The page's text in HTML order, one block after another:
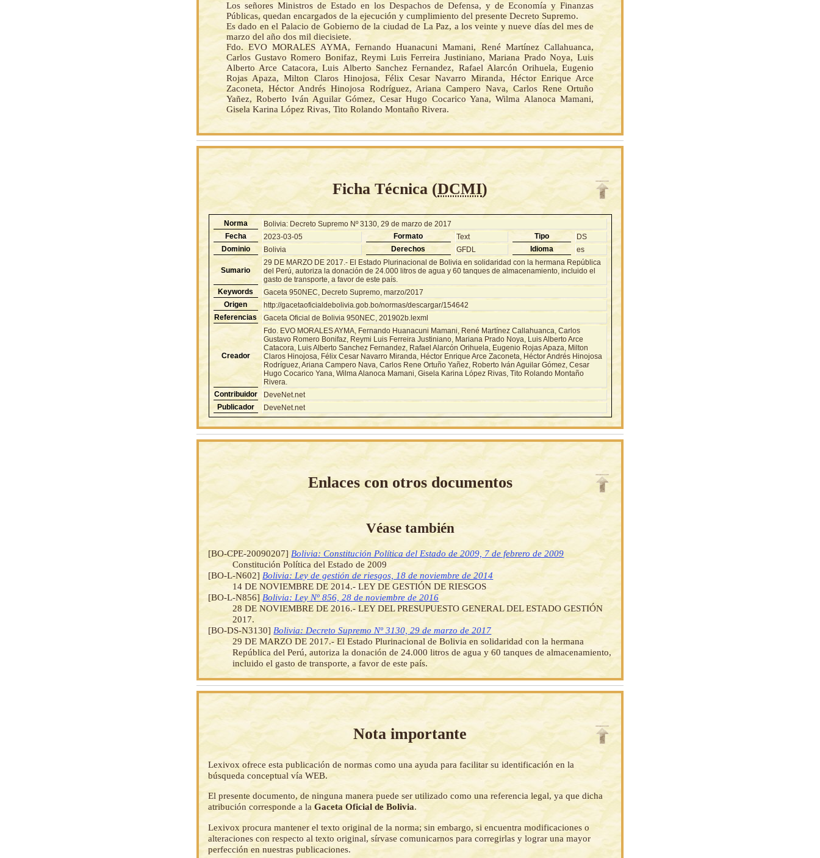
Los señores Ministros de Estado en los Despachos de Defensa, y de Economía y Finanzas
Públicas, quedan encargados de la ejecución y cumplimiento del presente Decreto Supremo.
Es dado en el Palacio de Gobierno de la ciudad de La Paz, a los veinte y nueve días del mes de
marzo del año dos mil diecisiete.
Fdo. EVO MORALES AYMA, Fernando Huanacuni Mamani, René Martínez Callahuanca,
Carlos Gustavo Romero Bonifaz, Reymi Luis Ferreira Justiniano, Mariana Prado Noya, Luis
Alberto Arce Catacora, Luis Alberto Sanchez Fernandez, Rafael Alarcón Orihuela, Eugenio
Rojas Apaza, Milton Claros Hinojosa, Félix Cesar Navarro Miranda, Héctor Enrique Arce
Zaconeta, Héctor Andrés Hinojosa Rodríguez, Ariana Campero Nava, Carlos Rene Ortuño
Yañez, Roberto Iván Aguilar Gómez, Cesar Hugo Cocarico Yana, Wilma Alanoca Mamani,
Gisela Karina López Rivas, Tito Rolando Montaño Rivera.
Ficha Técnica (DCMI)
Norma
Bolivia: Decreto Supremo Nº 3130, 29 de marzo de 2017
Fecha
2023-03-05 Formato Text Tipo
DS
Dominio
Bolivia Derechos GFDL Idioma es
Sumario
29 DE MARZO DE 2017.- El Estado Plurinacional de Bolivia en solidaridad con la hermana República
del Perú, autoriza la donación de 24.000 litros de agua y 60 tanques de almacenamiento, incluido el
gasto de transporte, a favor de este país.
Keywords
Gaceta 950NEC, Decreto Supremo, marzo/2017
Origen
http://gacetaoficialdebolivia.gob.bo/normas/descargar/154642
Referencias
Gaceta Oficial de Bolivia 950NEC, 201902b.lexml
Creador
Fdo. EVO MORALES AYMA, Fernando Huanacuni Mamani, René Martínez Callahuanca, Carlos
Gustavo Romero Bonifaz, Reymi Luis Ferreira Justiniano, Mariana Prado Noya, Luis Alberto Arce
Catacora, Luis Alberto Sanchez Fernandez, Rafael Alarcón Orihuela, Eugenio Rojas Apaza, Milton
Claros Hinojosa, Félix Cesar Navarro Miranda, Héctor Enrique Arce Zaconeta, Héctor Andrés Hinojosa
Rodríguez, Ariana Campero Nava, Carlos Rene Ortuño Yañez, Roberto Iván Aguilar Gómez, Cesar
Hugo Cocarico Yana, Wilma Alanoca Mamani, Gisela Karina López Rivas, Tito Rolando Montaño
Rivera.
Contribuidor
DeveNet.net
Publicador
DeveNet.net
Enlaces con otros documentos
Véase también
[BO-CPE-20090207] Bolivia: Constitución Política del Estado de 2009, 7 de febrero de 2009
Constitución Política del Estado de 2009
[BO-L-N602] Bolivia: Ley de gestión de riesgos, 18 de noviembre de 2014
14 DE NOVIEMBRE DE 2014.- LEY DE GESTIÓN DE RIESGOS
[BO-L-N856] Bolivia: Ley Nº 856, 28 de noviembre de 2016
28 DE NOVIEMBRE DE 2016.- LEY DEL PRESUPUESTO GENERAL DEL ESTADO GESTIÓN
2017.
[BO-DS-N3130] Bolivia: Decreto Supremo Nº 3130, 29 de marzo de 2017
29 DE MARZO DE 2017.- El Estado Plurinacional de Bolivia en solidaridad con la hermana
República del Perú, autoriza la donación de 24.000 litros de agua y 60 tanques de almacenamiento,
incluido el gasto de transporte, a favor de este país.
Nota importante
Lexivox ofrece esta publicación de normas como una ayuda para facilitar su identificación en la
búsqueda conceptual vía WEB.
El presente documento, de ninguna manera puede ser utilizado como una referencia legal, ya que dicha
atribución corresponde a laGaceta Oficial de Bolivia.
Lexivox procura mantener el texto original de la norma; sin embargo, si encuentra modificaciones o
alteraciones con respecto al texto original, sírvase comunicarnos para corregirlas y lograr una mayor
perfección en nuestras publicaciones.